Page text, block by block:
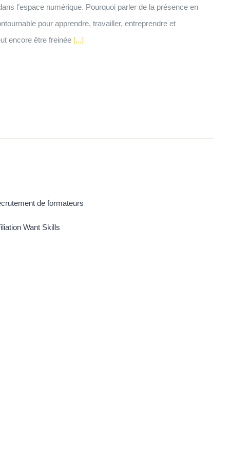
l’espace numérique. Pourquoi parler de la présence en
pour apprendre, travailler, entreprendre et
encore être freinée [...]
de formateurs
Want Skills